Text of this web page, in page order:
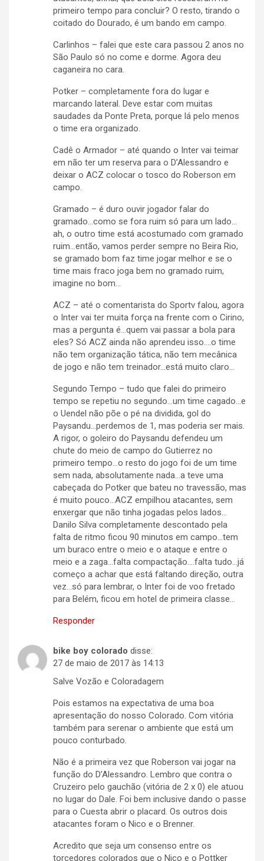
primeiro tempo para concluir? O resto, tirando o
coitado do Dourado, é um bando em campo.
Carlinhos – falei que este cara passou 2 anos no
São Paulo só no come e dorme. Agora deu
caganeira no cara.
Potker – completamente fora do lugar e
marcando lateral. Deve estar com muitas
saudades da Ponte Preta, porque lá pelo menos
o time era organizado.
Cadê o Armador – até quando o Inter vai teimar
em não ter um reserva para o D’Alessandro e
deixar o ACZ colocar o tosco do Roberson em
campo.
Gramado – é duro ouvir jogador falar do
gramado…como se fora ruim só para um lado…
ah, o outro time está acostumado com gramado
ruim…então, vamos perder sempre no Beira Rio,
se gramado bom faz time jogar melhor e se o
time mais fraco joga bem no gramado ruim,
imagine no bom…
ACZ – até o comentarista do Sportv falou, agora
o Inter vai ter muita força na frente com o Cirino,
mas a pergunta é…quem vai passar a bola para
eles? Só ACZ ainda não aprendeu isso….o time
não tem organização tática, não tem mecânica
de jogo e não tem treinador…está muito claro…
Segundo Tempo – tudo que falei do primeiro
tempo se repetiu no segundo…um time cagado…e
o Uendel não põe o pé na dividida, gol do
Paysandu…perdemos de 1, mas poderia ser mais.
A rigor, o goleiro do Paysandu defendeu um
chute do meio de campo do Gutierrez no
primeiro tempo…o resto do jogo foi de um time
sem nada, absolutamente nada…a teve uma
cabeçada do Potker que bateu no travessão, mas
é muito pouco…ACZ empilhou atacantes, sem
enxergar que não tinha jogadas pelos lados…
Danilo Silva completamente descontado pela
falta de ritmo ficou 90 minutos em campo…tem
um buraco entre o meio e o ataque e entre o
meio e a zaga…falta compactação….falta tudo…já
começo a achar que está faltando direção, outra
vez…só para lembrar, o Inter foi de voo fretado
para Belém, ficou em hotel de primeira classe…
Responder
bike boy colorado disse:
27 de maio de 2017 às 14:13
Salve Vozão e Coloradagem
Pois estamos na expectativa de uma boa
apresentação do nosso Colorado. Com vitória
também para serenar o ambiente que está um
pouco conturbado.
Não é a primeira vez que Roberson vai jogar na
função do D’Alessandro. Lembro que contra o
Cruzeiro pelo gauchão (vitória de 2 x 0) ele atuou
no lugar do Dale. Foi bem inclusive dando o passe
para o Cuesta abrir o placard. Os outros dois
atacantes foram o Nico e o Brenner.
Acredito que seja um consenso entre os
torcedores colorados que o Nico e o Pottker